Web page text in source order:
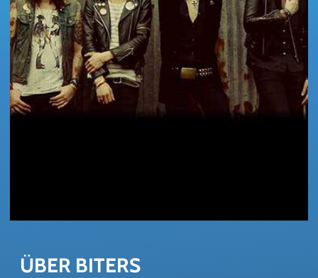
ÜBER BITERS